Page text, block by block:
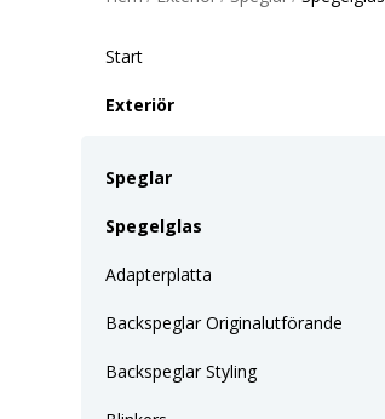
Start
Exteriör
Speglar
Spegelglas
Adapterplatta
Backspeglar Originalutförande
Backspeglar Styling